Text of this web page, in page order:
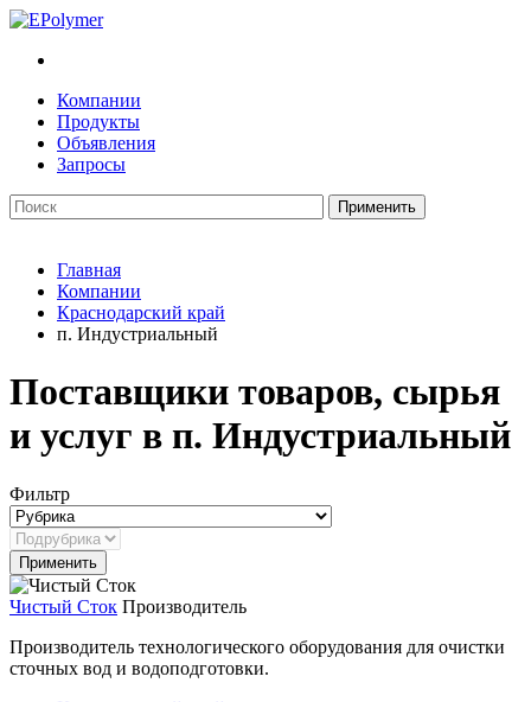
Компании
Продукты
Объявления
Запросы
Главная
Компании
Краснодарский край
п. Индустриальный
Поставщики товаров, сырья
и услуг в п. Индустриальный
Фильтр
Чистый Сток Производитель
Производитель технологического оборудования для очистки
сточных вод и водоподготовки.